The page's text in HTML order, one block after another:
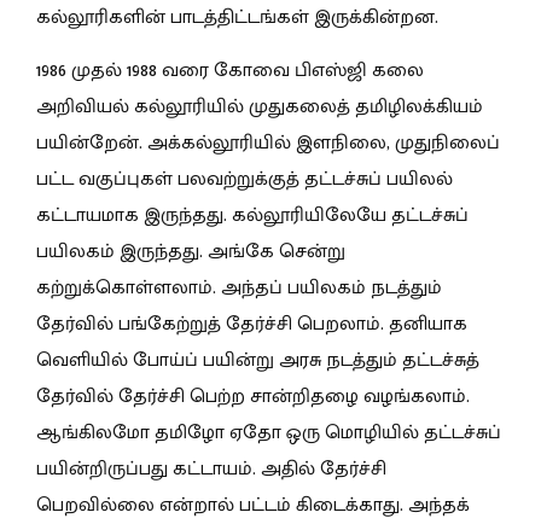
கல்லூரிகளின் பாடத்திட்டங்கள் இருக்கின்றன.
1986 முதல் 1988 வரை கோவை பிஎஸ்ஜி கலை
அறிவியல் கல்லூரியில் முதுகலைத் தமிழிலக்கியம்
பயின்றேன். அக்கல்லூரியில் இளநிலை, முதுநிலைப்
பட்ட வகுப்புகள் பலவற்றுக்குத் தட்டச்சுப் பயிலல்
கட்டாயமாக இருந்தது. கல்லூரியிலேயே தட்டச்சுப்
பயிலகம் இருந்தது. அங்கே சென்று
கற்றுக்கொள்ளலாம். அந்தப் பயிலகம் நடத்தும்
தேர்வில் பங்கேற்றுத் தேர்ச்சி பெறலாம். தனியாக
வெளியில் போய்ப் பயின்று அரசு நடத்தும் தட்டச்சுத்
தேர்வில் தேர்ச்சி பெற்ற சான்றிதழை வழங்கலாம்.
ஆங்கிலமோ தமிழோ ஏதோ ஒரு மொழியில் தட்டச்சுப்
பயின்றிருப்பது கட்டாயம். அதில் தேர்ச்சி
பெறவில்லை என்றால் பட்டம் கிடைக்காது. அந்தக்